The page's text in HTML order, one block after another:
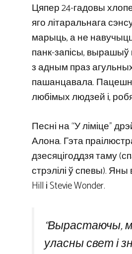
Цяпер 24-гадовы
яго літаральнага
марыць, а не
панк-запісы,
з адным праз
пашанцавала.
любімых людзей і,
Песні на “У ліміце”
Алона. Гэта
дзесяцігоддзя таму
стрэлілі ў спевы).
Hill і Stevie Wonder.
“Вырастаючы,
уласны свет і